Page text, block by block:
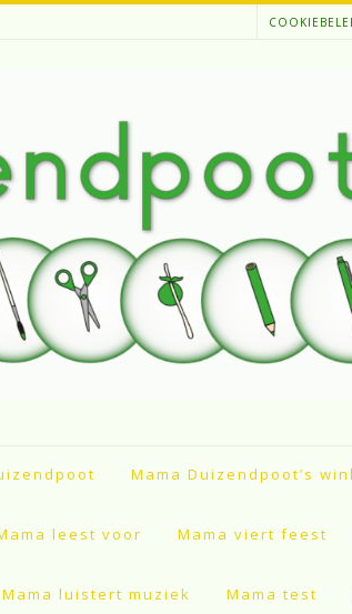
Mama Duizendpoot’s
leest voor Mama viert feest
Mama luistert muziek Mama test